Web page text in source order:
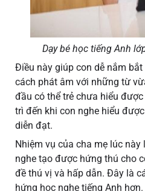
Dạy bé học tiếng Anh
Điều này giúp con dễ nắm
cách phát âm với những từ
đầu có thể trẻ chưa hiểu
trì đến khi con nghe hiểu
diễn đạt.
Nhiệm vụ của cha mẹ lúc
nghe tạo được hứng thú cho
đề thú vị và hấp dẫn. Đây là
hứng học nghe tiếng Anh hơn.